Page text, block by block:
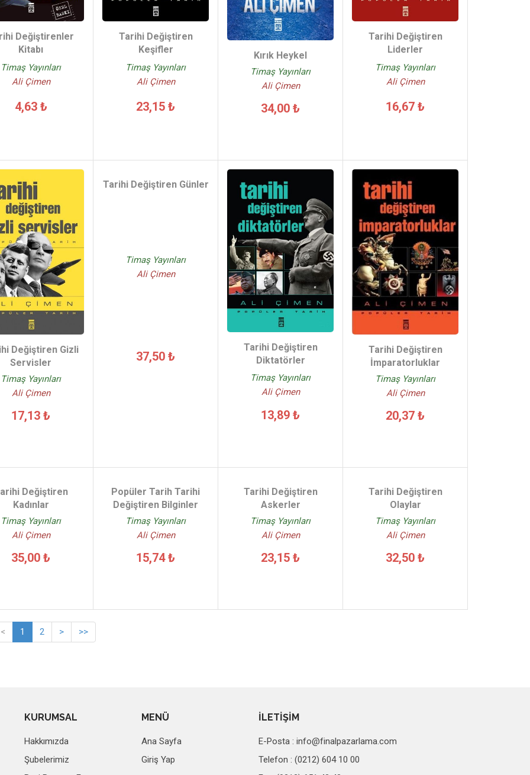
Değiştirenler
Kitabı
Timaş Yayınları
Ali Çimen
4,63 ₺
Tarihi Değiştiren
Keşifler
Timaş Yayınları
Ali Çimen
23,15 ₺
Kırık Heykel
Timaş Yayınları
Ali Çimen
34,00 ₺
Tarihi Değiştiren
Liderler
Timaş Yayınları
Ali Çimen
16,67 ₺
Değiştiren Gizli
Servisler
Timaş Yayınları
Ali Çimen
17,13 ₺
Tarihi Değiştiren Günler
Timaş Yayınları
Ali Çimen
37,50 ₺
Tarihi Değiştiren
Diktatörler
Timaş Yayınları
Ali Çimen
13,89 ₺
Tarihi Değiştiren
İmparatorluklar
Timaş Yayınları
Ali Çimen
20,37 ₺
Değiştiren
Kadınlar
Timaş Yayınları
Ali Çimen
35,00 ₺
Popüler Tarih Tarihi
Değiştiren Bilginler
Timaş Yayınları
Ali Çimen
15,74 ₺
Tarihi Değiştiren
Askerler
Timaş Yayınları
Ali Çimen
23,15 ₺
Tarihi Değiştiren
Olaylar
Timaş Yayınları
Ali Çimen
32,50 ₺
< 1 2 > >>
KURUMSAL
Hakkımızda
Şubelerimiz
MENÜ
Ana Sayfa
Giriş Yap
İLETİŞİM
E-Posta :info@finalpazarlama.com
Telefon : (0212) 604 10 00